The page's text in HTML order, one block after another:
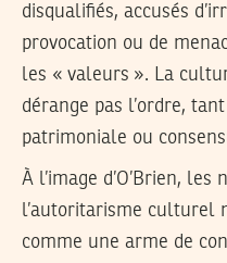
disqualifiés, accusés
provocation ou de
les « valeurs ». La
dérange pas l’ordre,
patrimoniale ou
À l’image d’O’Brien, les
l’autoritarisme culturel
comme une arme de